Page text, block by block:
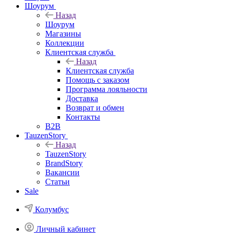
Шоурум
Назад
Шоурум
Магазины
Коллекции
Клиентская служба
Назад
Клиентская служба
Помощь с заказом
Программа лояльности
Доставка
Возврат и обмен
Контакты
B2B
TauzenStory
Назад
TauzenStory
BrandStory
Вакансии
Статьи
Sale
Колумбус
Личный кабинет